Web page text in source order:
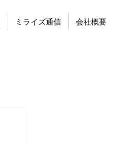
ミライズ通信 会社概要